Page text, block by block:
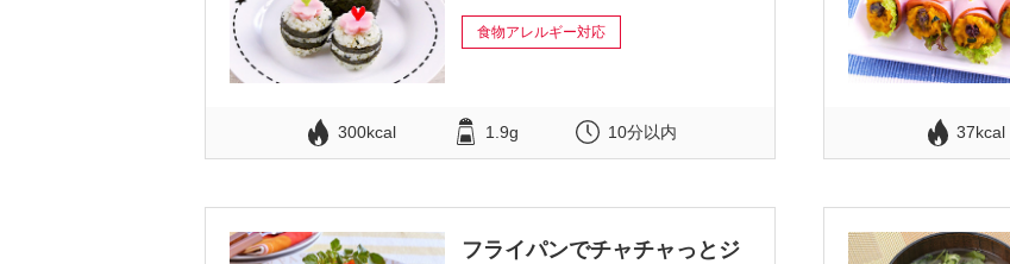
食物アレルギー対応
300kcal 1.9g 10分以内 37kcal
フライパンでチャチャっとジ